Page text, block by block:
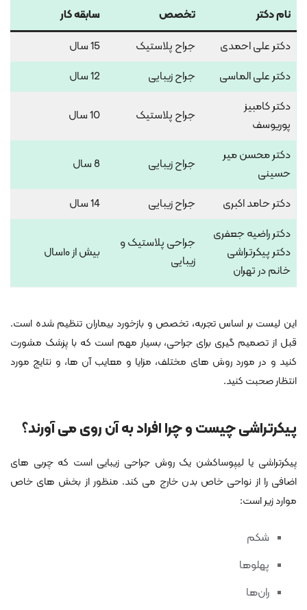
نام دکتر تخصص
سابقه کار
دکتر علی احمدی
جراح پلاستیک
15 سال
دکتر علی الماسی
جراح زیبایی
12 سال
دکتر کامبیز
پوریوسف
جراح پلاستیک 10 سال
دکتر محسن میر
حسینی
جراح زیبایی 8 سال
دکتر حامد اکبری جراح زیبایی
14 سال
دکتر راضیه جعفری
دکتر پیکرتراشی
خانم در تهران
جراحی پلاستیک و
زیبایی
بیش از ۱۰سال
این لیست بر اساس تجربه، تخصص و بازخورد بیماران تنظیم شده است.
قبل از تصمیم گیری برای جراحی، بسیار مهم است که با پزشک مشورت
کنید و در مورد روش های مختلف، مزایا و معایب آن ها، و نتایج مورد
انتظار صحبت کنید.
پیکرتراشی چیست و چرا افراد به آن روی می آورند؟
پیکرتراشی یا لیپوساکشن یک روش جراحی زیبایی است که چربی‌ های
اضافی را از نواحی خاص بدن خارج می کند. منظور از بخش های خاص
موارد زیر است:
شکم
پهلوها
ران‌ها